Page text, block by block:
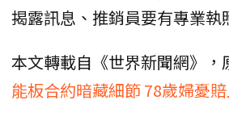
揭露訊息、推銷員要有專業執
本文轉載自《世界新聞網》，
能板合約暗藏細節 78歲婦憂